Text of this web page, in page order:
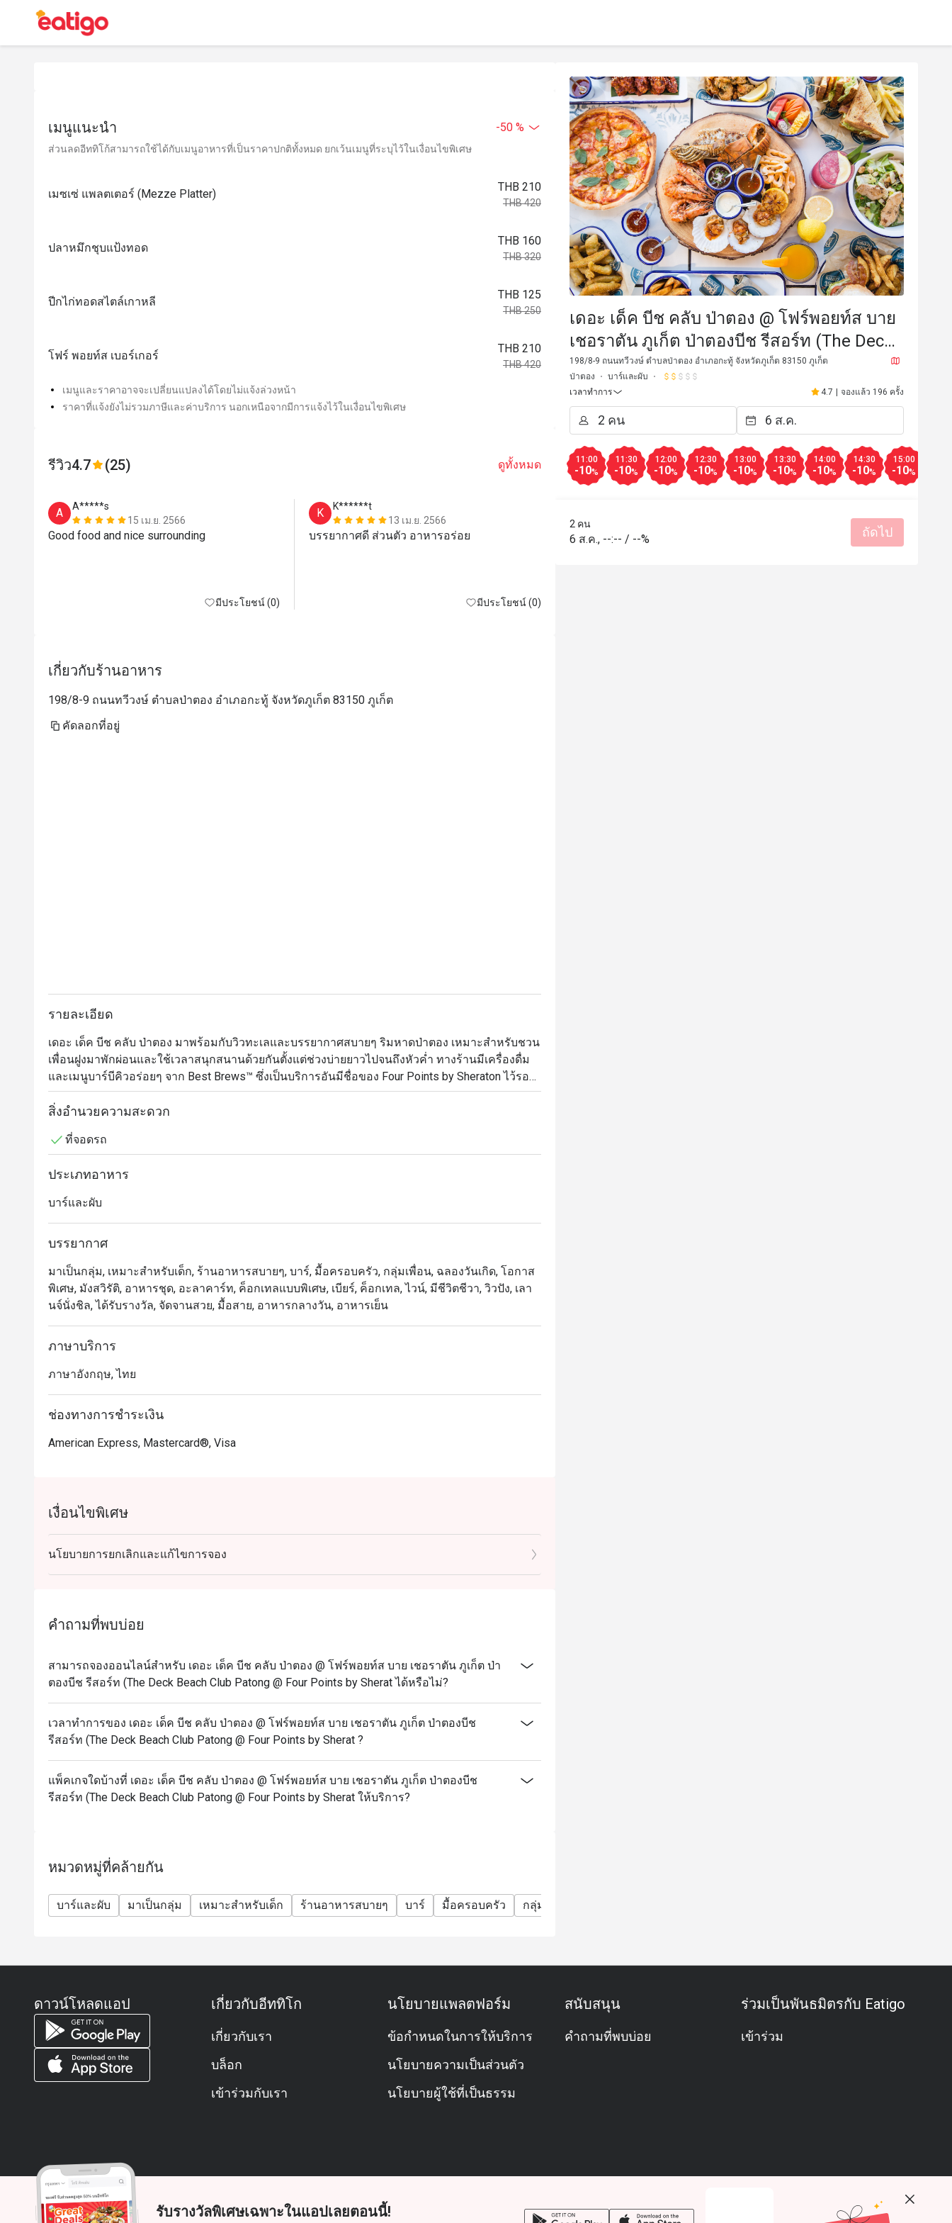
เมนูแนะนำ -50 %
ส่วนลดอีททิโก้สามารถใช้ได้กับเมนูอาหารที่เป็นราคาปกติทั้งหมด ยกเว้นเมนูที่ระบุไว้ในเงื่อนไขพิเศษ
เมซเซ่ แพลตเตอร์ (Mezze Platter)
THB 210
THB 420
ปลาหมึกชุบแป้งทอด
THB 160
THB 320
ปีกไก่ทอดสไตล์เกาหลี
THB 125
THB 250
โฟร์ พอยท์ส เบอร์เกอร์
THB 210
THB 420
เมนูและราคาอาจจะเปลี่ยนแปลงได้โดยไม่แจ้งล่วงหน้า
ราคาที่แจ้งยังไม่รวมภาษีและค่าบริการ นอกเหนือจากมีการแจ้งไว้ในเงื่อนไขพิเศษ
รีวิว4.7 (25) ดูทั้งหมด
A
A*****s
15 เม.ย. 2566
Good food and nice surrounding
มีประโยชน์ (0)
K
K******t
13 เม.ย. 2566
บรรยากาศดี ส่วนตัว อาหารอร่อย
มีประโยชน์ (0)
Lovely place,
เกี่ยวกับร้านอาหาร
198/8-9 ถนนทวีวงษ์ ตำบลป่าตอง อำเภอกะทู้ จังหวัดภูเก็ต 83150 ภูเก็ต
คัดลอกที่อยู่
รายละเอียด
เดอะ เด็ค บีช คลับ ป่าตอง มาพร้อมกับวิวทะเลและบรรยากาศสบายๆ ริมหาดป่าตอง เหมาะสำหรับชวน
เพื่อนฝูงมาพักผ่อนและใช้เวลาสนุกสนานด้วยกันตั้งแต่ช่วงบ่ายยาวไปจนถึงหัวค่ำ ทางร้านมีเครื่องดื่ม
และเมนูบาร์บีคิวอร่อยๆ จาก Best Brews™ ซึ่งเป็นบริการอันมีชื่อของ Four Points by Sheraton ไว้รอ
ให้บริการลูกค้าด้วย ผู้ที่นิยมการนั่งจิบคราฟต์เบียร์หรือค็อกเทลแก้วโปรดพร้อมพูดคุยสนทนาไปพลางๆ
ขณะชมวิวพระอาทิตย์ตกไม่ควรพลาด
สิ่งอำนวยความสะดวก
ที่จอดรถ
ประเภทอาหาร
บาร์และผับ
บรรยากาศ
มาเป็นกลุ่ม, เหมาะสำหรับเด็ก, ร้านอาหารสบายๆ, บาร์, มื้อครอบครัว, กลุ่มเพื่อน, ฉลองวันเกิด, โอกาส
พิเศษ, มังสวิรัติ, อาหารชุด, อะลาคาร์ท, ค็อกเทลแบบพิเศษ, เบียร์, ค็อกเทล, ไวน์, มีชีวิตชีวา, วิวปัง, เลา
นจ์นั่งชิล, ได้รับรางวัล, จัดจานสวย, มื้อสาย, อาหารกลางวัน, อาหารเย็น
ภาษาบริการ
ภาษาอังกฤษ, ไทย
ช่องทางการชำระเงิน
American Express, Mastercard®, Visa
เงื่อนไขพิเศษ
นโยบายการยกเลิกและแก้ไขการจอง
คำถามที่พบบ่อย
สามารถจองออนไลน์สำหรับ เดอะ เด็ค บีช คลับ ป่าตอง @ โฟร์พอยท์ส บาย เชอราตัน ภูเก็ต ป่า
ตองบีช รีสอร์ท (The Deck Beach Club Patong @ Four Points by Sherat ได้หรือไม่?
เวลาทำการของ เดอะ เด็ค บีช คลับ ป่าตอง @ โฟร์พอยท์ส บาย เชอราตัน ภูเก็ต ป่าตองบีช
รีสอร์ท (The Deck Beach Club Patong @ Four Points by Sherat ?
แพ็คเกจใดบ้างที่ เดอะ เด็ค บีช คลับ ป่าตอง @ โฟร์พอยท์ส บาย เชอราตัน ภูเก็ต ป่าตองบีช
รีสอร์ท (The Deck Beach Club Patong @ Four Points by Sherat ให้บริการ?
หมวดหมู่ที่คล้ายกัน
บาร์และผับ มาเป็นกลุ่ม เหมาะสำหรับเด็ก ร้านอาหารสบายๆ บาร์ มื้อครอบครัว กลุ่มเพื่อน
เดอะ เด็ค บีช คลับ ป่าตอง @ โฟร์พอยท์ส บาย
เชอราตัน ภูเก็ต ป่าตองบีช รีสอร์ท (The Deck
Beach Club Patong @ Four Points by Sherat
198/8-9 ถนนทวีวงษ์ ตำบลป่าตอง อำเภอกะทู้ จังหวัดภูเก็ต 83150 ภูเก็ต
ป่าตอง
บาร์และผับ
เวลาทำการ
4.7 | จองแล้ว 196 ครั้ง
11:00
-10%
11:30
-10%
12:00
-10%
12:30
-10%
13:00
-10%
13:30
-10%
14:00
-10%
14:30
-10%
15:00
-10%
2 คน
6 ส.ค., --:-- / --% ถัดไป
ดาวน์โหลดแอป เกี่ยวกับอีททิโก
เกี่ยวกับเรา
บล็อก
เข้าร่วมกับเรา
นโยบายแพลตฟอร์ม
ข้อกำหนดในการให้บริการ
นโยบายความเป็นส่วนตัว
นโยบายผู้ใช้ที่เป็นธรรม
สนับสนุน
คำถามที่พบบ่อย
ร่วมเป็นพันธมิตรกับ Eatigo
เข้าร่วม
รับรางวัลพิเศษเฉพาะในแอปเลยตอนนี้!